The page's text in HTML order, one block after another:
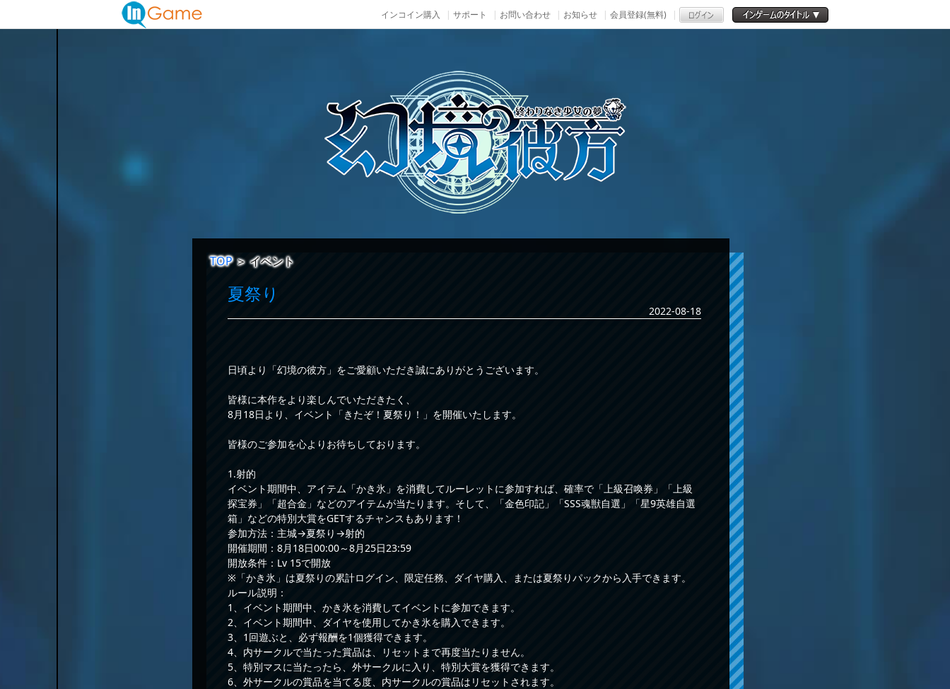
インコイン購入 サポート お問い合わせ お知らせ 会員登録(無料)
TOP＞イベント
夏祭り
2022-08-18
日頃より「幻境の彼方」をご愛顧いただき誠にありがとうございます。
皆様に本作をより楽しんでいただきたく、
8月18日より、イベント「きたぞ！夏祭り！」を開催いたします。
皆様のご参加を心よりお待ちしております。
1.射的
イベント期間中、アイテム「かき氷」を消費してルーレットに参加すれば、確率で「上級召喚券」「上級
探宝券」「超合金」などのアイテムが当たります。そして、「金色印記」「SSS魂獣自選」「星9英雄自選
箱」などの特別大賞をGETするチャンスもあります！
参加方法：主城→夏祭り→射的
開催期間：8月18日00:00～8月25日23:59
開放条件：Lv 15で開放
※「かき氷」は夏祭りの累計ログイン、限定任務、ダイヤ購入、または夏祭りパックから入手できます。
ルール説明：
1、イベント期間中、かき氷を消費してイベントに参加できます。
2、イベント期間中、ダイヤを使用してかき氷を購入できます。
3、1回遊ぶと、必ず報酬を1個獲得できます。
4、内サークルで当たった賞品は、リセットまで再度当たりません。
5、特別マスに当たったら、外サークルに入り、特別大賞を獲得できます。
6、外サークルの賞品を当てる度、内サークルの賞品はリセットされます。